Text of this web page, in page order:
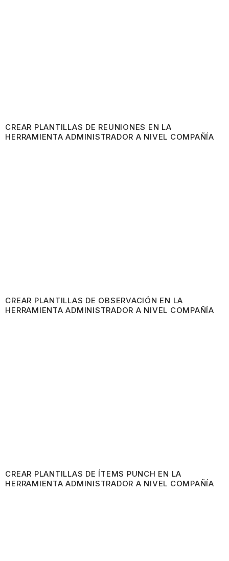
CREAR PLANTILLAS DE REUNIONES EN LA
HERRAMIENTA ADMINISTRADOR A NIVEL COMPAÑÍA
CREAR PLANTILLAS DE OBSERVACIÓN EN LA
HERRAMIENTA ADMINISTRADOR A NIVEL COMPAÑÍA
CREAR PLANTILLAS DE ÍTEMS PUNCH EN LA
HERRAMIENTA ADMINISTRADOR A NIVEL COMPAÑÍA